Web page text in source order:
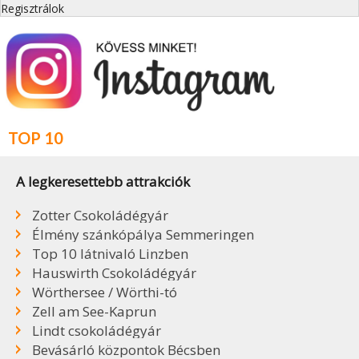
Regisztrálok
TOP 10
A legkeresettebb attrakciók
Zotter Csokoládégyár
Élmény szánkópálya Semmeringen
Top 10 látnivaló Linzben
Hauswirth Csokoládégyár
Wörthersee / Wörthi-tó
Zell am See-Kaprun
Lindt csokoládégyár
Bevásárló központok Bécsben